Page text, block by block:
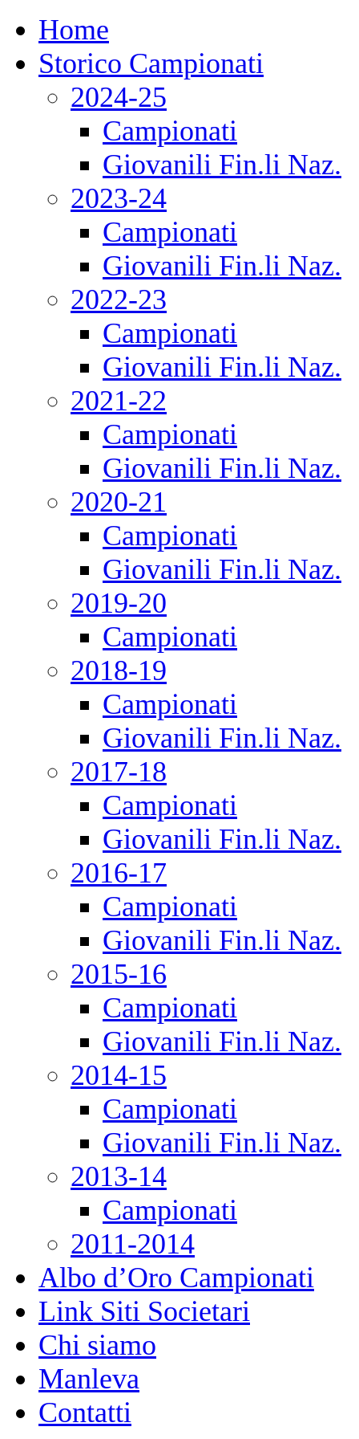
Home
Storico Campionati
2024-25
Campionati
Giovanili Fin.li Naz.
2023-24
Campionati
Giovanili Fin.li Naz.
2022-23
Campionati
Giovanili Fin.li Naz.
2021-22
Campionati
Giovanili Fin.li Naz.
2020-21
Campionati
Giovanili Fin.li Naz.
2019-20
Campionati
2018-19
Campionati
Giovanili Fin.li Naz.
2017-18
Campionati
Giovanili Fin.li Naz.
2016-17
Campionati
Giovanili Fin.li Naz.
2015-16
Campionati
Giovanili Fin.li Naz.
2014-15
Campionati
Giovanili Fin.li Naz.
2013-14
Campionati
2011-2014
Albo d’Oro Campionati
Link Siti Societari
Chi siamo
Manleva
Contatti